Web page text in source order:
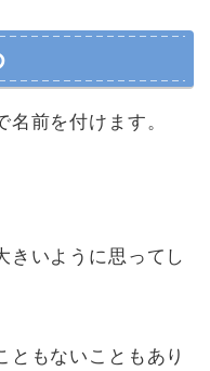
前を付けます。
きいように思ってし
ともないこともあり